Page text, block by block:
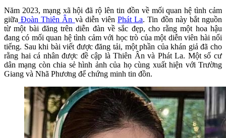
Năm 2023, mạng xã hội đã rộ lên tin đồn về mối quan hệ tình cảm
giữa Đoàn Thiên Ân và diễn viênPhát La. Tin đồn này bắt nguồn
từ một bài đăng trên diễn đàn về sắc đẹp, cho rằng một hoa hậu
đang có mối quan hệ tình cảm với học trò của một diễn viên hài nổi
tiếng. Sau khi bài viết được đăng tải, một phần của khán giả đã cho
rằng hai cá nhân được đề cập là Thiên Ân và Phát La. Một số cư
dân mạng còn chia sẻ hình ảnh của họ cùng xuất hiện với Trường
Giang và Nhã Phương để chứng minh tin đồn.